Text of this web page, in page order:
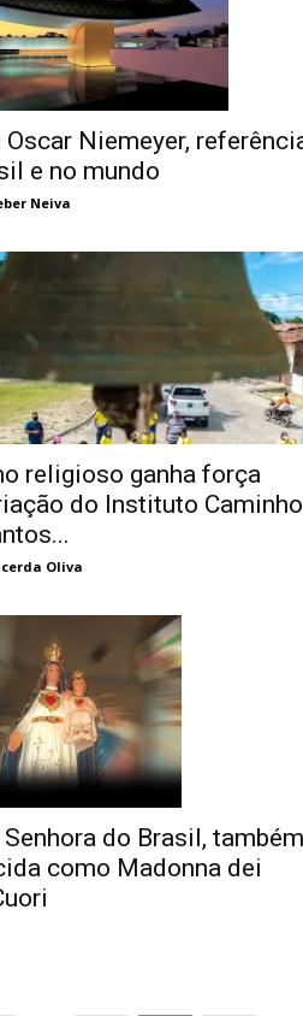
Oscar Niemeyer,
e no mundo
Neiva
religioso ganha força
do Instituto Caminho
Oliva
do Brasil, também
como Madonna dei